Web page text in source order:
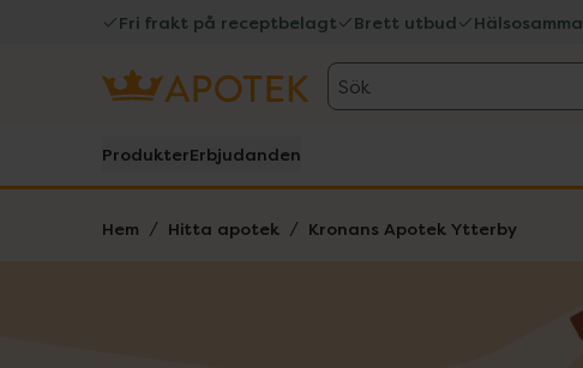
Fri frakt på receptbelagt Brett utbud
Sök
ProdukterErbjudanden
Hem Hitta apotek Kronans Apotek Ytterby